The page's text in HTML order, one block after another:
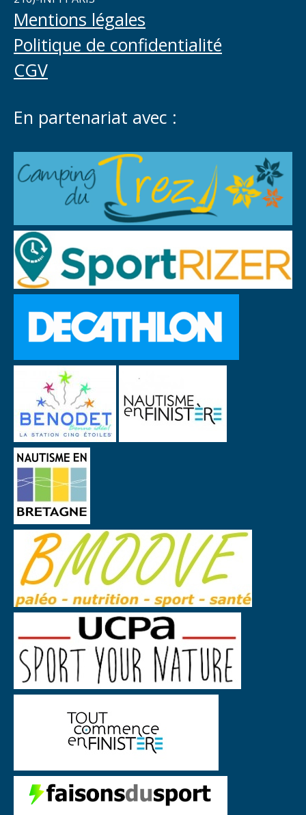
Mentions légales
Politique de confidentialité
CGV
En partenariat avec :